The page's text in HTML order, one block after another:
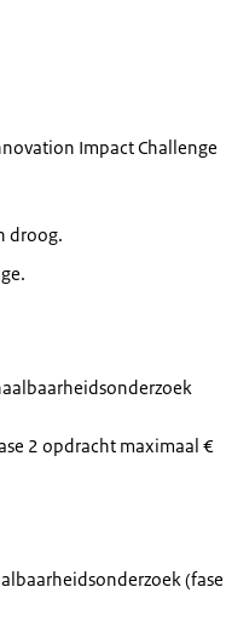
Impact Challenge
droog.
2 opdracht maximaal €
(fase